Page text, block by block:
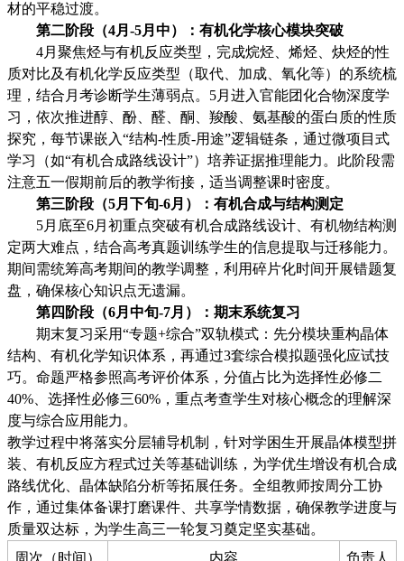
材的平稳过渡。
第二阶段（4月-5月中）：有机化学核心模块突破
4月聚焦烃与有机反应类型，完成烷烃、烯烃、炔烃的性
质对比及有机化学反应类型（取代、加成、氧化等）的系统梳
理，结合月考诊断学生薄弱点。5月进入官能团化合物深度学
习，依次推进醇、酚、醛、酮、羧酸、氨基酸的蛋白质的性质
探究，每节课嵌入“结构-性质-用途”逻辑链条，通过微项目式
学习（如“有机合成路线设计”）培养证据推理能力。此阶段需
注意五一假期前后的教学衔接，适当调整课时密度。
第三阶段（5月下旬-6月）：有机合成与结构测定
5月底至6月初重点突破有机合成路线设计、有机物结构测
定两大难点，结合高考真题训练学生的信息提取与迁移能力。
期间需统筹高考期间的教学调整，利用碎片化时间开展错题复
盘，确保核心知识点无遗漏。
第四阶段（6月中旬-7月）：期末系统复习
期末复习采用“专题+综合”双轨模式：先分模块重构晶体
结构、有机化学知识体系，再通过3套综合模拟题强化应试技
巧。命题严格参照高考评价体系，分值占比为选择性必修二
40%、选择性必修三60%，重点考查学生对核心概念的理解深
度与综合应用能力。
教学过程中将落实分层辅导机制，针对学困生开展晶体模型拼
装、有机反应方程式过关等基础训练，为学优生增设有机合成
路线优化、晶体缺陷分析等拓展任务。全组教师按周分工协
作，通过集体备课打磨课件、共享学情数据，确保教学进度与
质量双达标，为学生高三一轮复习奠定坚实基础。
周次（时间）
内容 负责人